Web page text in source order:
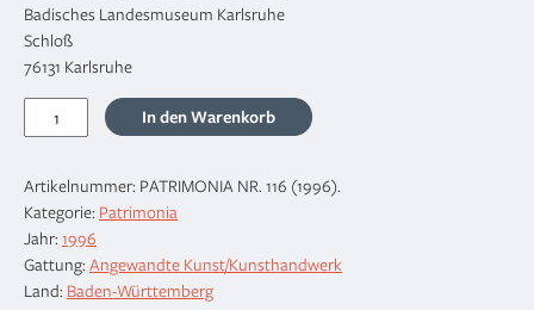
Badisches Landesmuseum Karlsruhe
Schloß
76131 Karlsruhe
Ausgewählte
Werke
den
Sammlungen
der
Markgrafen
und
In den Warenkorb
Artikelnummer: PATRIMONIA NR. 116 (1996).
Kategorie: Patrimonia
Jahr: 1996
Gattung: Angewandte Kunst/Kunsthandwerk
Land: Baden-Württemberg